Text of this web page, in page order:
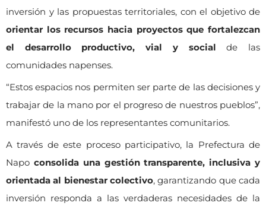
inversión y las propuestas territoriales, con el objetivo de
orientar los recursos hacia proyectos que fortalezcan
el desarrollo productivo, vial y social de las
comunidades napenses.
“Estos espacios nos permiten ser parte de las decisiones y
trabajar de la mano por el progreso de nuestros pueblos”,
manifestó uno de los representantes comunitarios.
A través de este proceso participativo, la Prefectura de
Napo consolida una gestión transparente, inclusiva y
orientada al bienestar colectivo, garantizando que cada
inversión responda a las verdaderas necesidades de la